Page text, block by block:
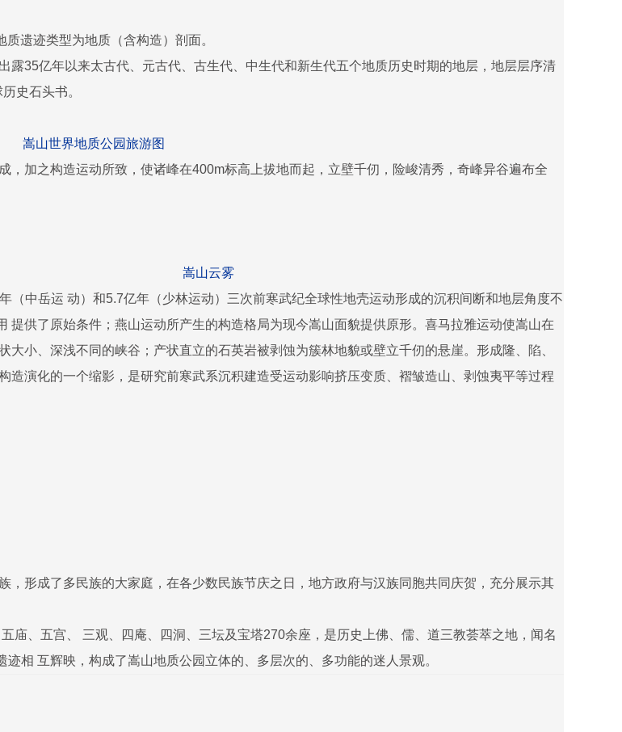
遗迹类型为地质（含构造）剖面。
35亿年以来太古代、元古代、古生代、中生代和新生代五个地质历史时期的地层，地层层序清
史石头书。
嵩山世界地质公园旅游图
加之构造运动所致，使诸峰在400m标高上拔地而起，立壁千仞，险峻清秀，奇峰异谷遍布全
峰 嵩山云雾
（中岳运 动）和5.7亿年（少林运动）三次前寒武纪全球性地壳运动形成的沉积间断和地层角度不
供了原始条件；燕山运动所产生的构造格局为现今嵩山面貌提供原形。喜马拉雅运动使嵩山在
小、深浅不同的峡谷；产状直立的石英岩被剥蚀为簇林地貌或壁立千仞的悬崖。形成隆、陷、
演化的一个缩影，是研究前寒武系沉积建造受运动影响挤压变质、褶皱造山、剥蚀夷平等过程
形成了多民族的大家庭，在各少数民族节庆之日，地方政府与汉族同胞共同庆贺，充分展示其
庙、五宫、 三观、四庵、四洞、三坛及宝塔270余座，是历史上佛、儒、道三教荟萃之地，闻名
相 互辉映，构成了嵩山地质公园立体的、多层次的、多功能的迷人景观。